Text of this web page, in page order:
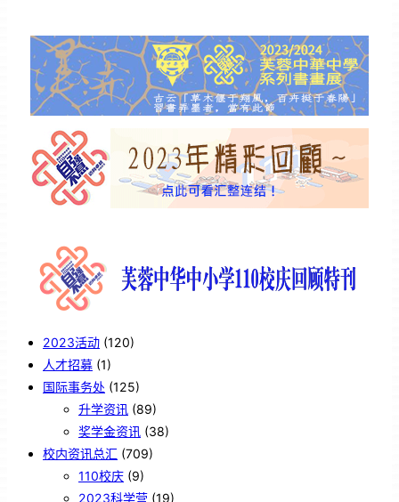
2023活动 (120)
人才招募 (1)
国际事务处 (125)
升学资讯 (89)
奖学金资讯 (38)
校内资讯总汇 (709)
110校庆 (9)
2023科学营 (19)